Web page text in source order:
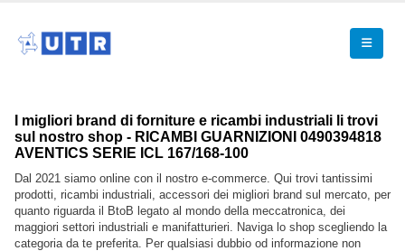
I migliori brand di forniture e ricambi industriali li trovi
sul nostro shop - RICAMBI GUARNIZIONI 0490394818
AVENTICS SERIE ICL 167/168-100
Dal 2021 siamo online con il nostro e-commerce. Qui trovi tantissimi
prodotti, ricambi industriali, accessori dei migliori brand sul mercato, per
quanto riguarda il BtoB legato al mondo della meccatronica, dei
maggiori settori industriali e manifatturieri. Naviga lo shop scegliendo la
categoria da te preferita. Per qualsiasi dubbio od informazione non